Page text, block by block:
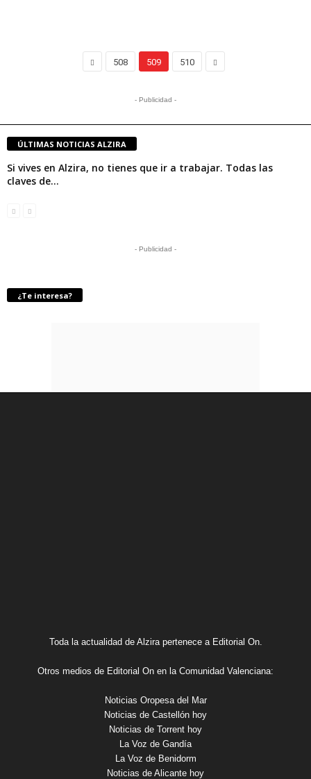
508 509 510
- Publicidad -
ÚLTIMAS NOTICIAS ALZIRA
Si vives en Alzira, no tienes que ir a trabajar. Todas las
claves de...
- Publicidad -
¿Te interesa?
Toda la actualidad de Alzira pertenece a Editorial On.
Otros medios de Editorial On en la Comunidad Valenciana:
Noticias Oropesa del Mar
Noticias de Castellón hoy
Noticias de Torrent hoy
La Voz de Gandía
La Voz de Benidorm
Noticias de Alicante hoy